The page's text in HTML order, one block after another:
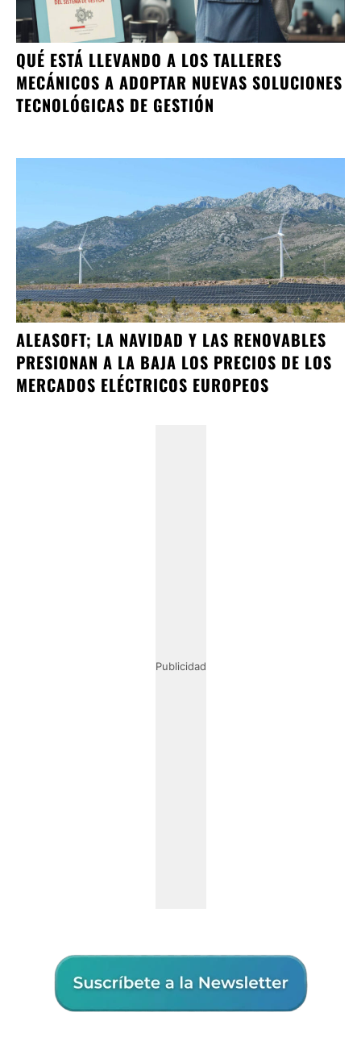
QUÉ ESTÁ LLEVANDO A LOS TALLERES
MECÁNICOS A ADOPTAR NUEVAS SOLUCIONES
TECNOLÓGICAS DE GESTIÓN
ALEASOFT; LA NAVIDAD Y LAS RENOVABLES
PRESIONAN A LA BAJA LOS PRECIOS DE LOS
MERCADOS ELÉCTRICOS EUROPEOS
Publicidad